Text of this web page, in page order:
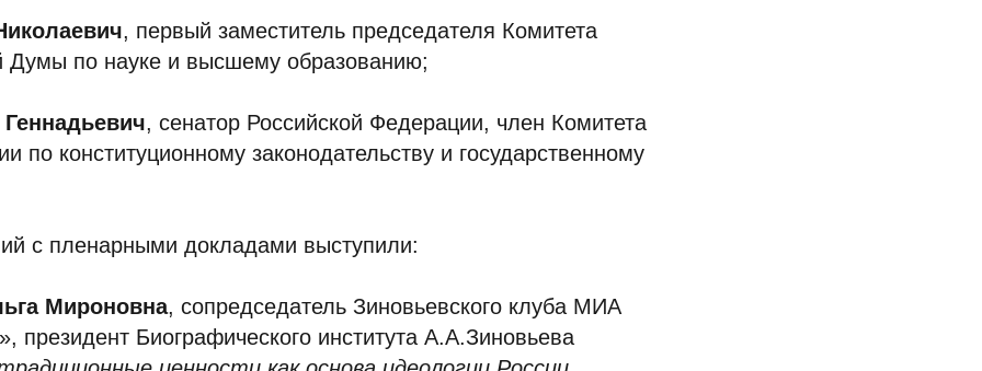
, первый заместитель председателя Комитета
Думы по науке и высшему образованию;
, сенатор Российской Федерации, член Комитета
по конституционному законодательству и государственному
с пленарными докладами выступили:
Мироновна, сопредседатель Зиновьевского клуба МИА
президент Биографического института А.А.Зиновьева